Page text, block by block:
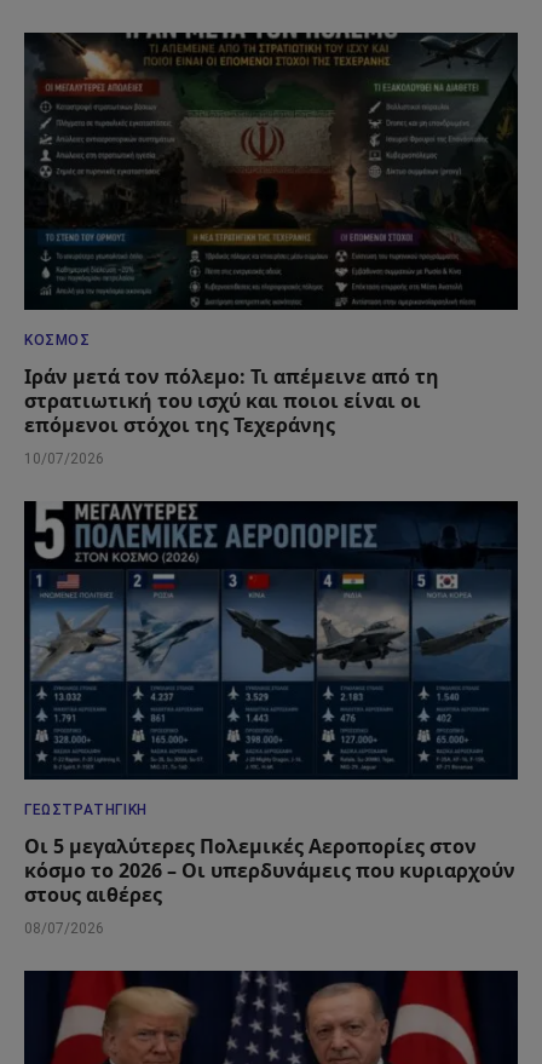
ΚΌΣΜΟΣ
Ιράν μετά τον πόλεμο: Τι απέμεινε από τη
στρατιωτική του ισχύ και ποιοι είναι οι
επόμενοι στόχοι της Τεχεράνης
10/07/2026
ΓΕΩΣΤΡΑΤΗΓΙΚΉ
Οι 5 μεγαλύτερες Πολεμικές Αεροπορίες στον
κόσμο το 2026 – Οι υπερδυνάμεις που κυριαρχούν
στους αιθέρες
08/07/2026